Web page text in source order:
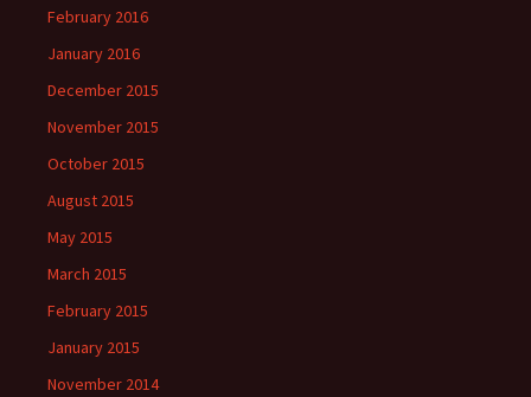
February 2016
January 2016
December 2015
November 2015
October 2015
August 2015
May 2015
March 2015
February 2015
January 2015
November 2014